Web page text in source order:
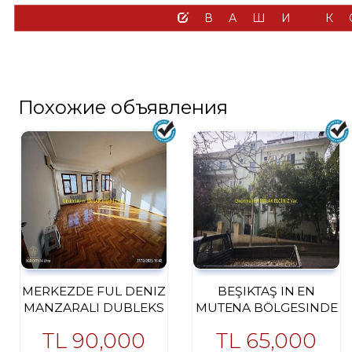
ВАШИ
Похожие объявления
MERKEZDE FUL DENIZ
MANZARALI DUBLEKS
TL 90,000
BEŞIKTAŞ IN EN
MUTENA BÖLGESINDE
LÜKS DAIRE
TL 65,000